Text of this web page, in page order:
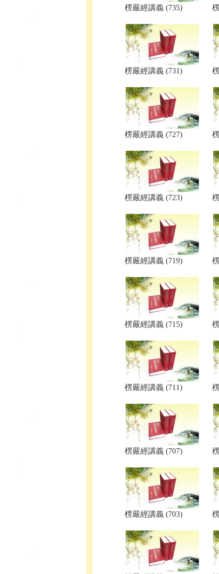
楞嚴經講義 (735)
楞嚴經講義 (731)
楞嚴經講義 (727)
楞嚴經講義 (723)
楞嚴經講義 (719)
楞嚴經講義 (715)
楞嚴經講義 (711)
楞嚴經講義 (707)
楞嚴經講義 (703)